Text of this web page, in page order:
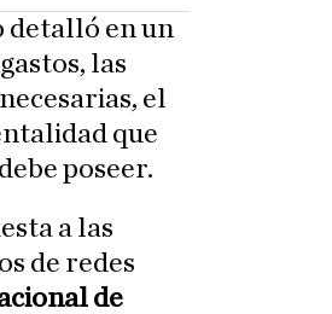
detalló en un
las
el
que
poseer.
a las
de redes
de